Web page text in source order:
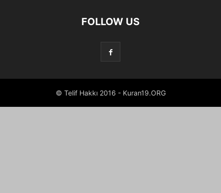
FOLLOW US
© Telif Hakkı 2016 - Kuran19.ORG